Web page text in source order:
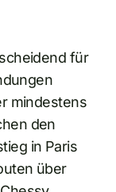
für
mindestens
den
in Paris
über